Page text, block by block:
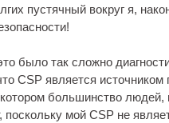
пустячный вокруг я,
было так сложно
CSP является
большинство
поскольку мой CSP не